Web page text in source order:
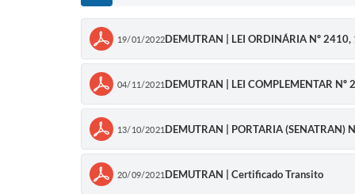
19/01/2022DEMUTRAN | LEI ORDINÁRIA Nº
04/11/2021 DEMUTRAN | LEI COMPLEMENTAR
13/10/2021 DEMUTRAN | PORTARIA (SENATRAN)
20/09/2021 DEMUTRAN | Certificado Transito